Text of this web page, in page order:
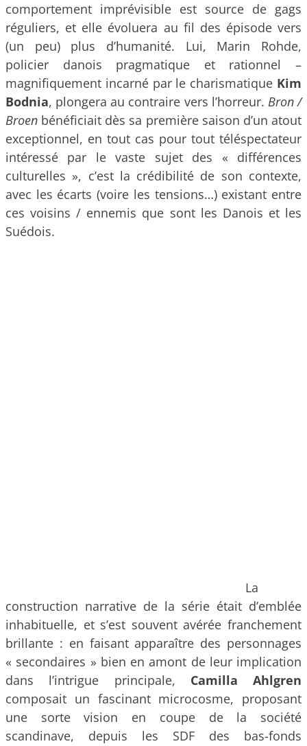
comportement imprévisible est source de gags
réguliers, et elle évoluera au fil des épisode vers
(un peu) plus d’humanité. Lui, Marin Rohde,
policier danois pragmatique et rationnel –
magnifiquement incarné par le charismatique Kim
Bodnia, plongera au contraire vers l’horreur. Bron /
Broen bénéficiait dès sa première saison d’un atout
exceptionnel, en tout cas pour tout téléspectateur
intéressé par le vaste sujet des « différences
culturelles », c’est la crédibilité de son contexte,
avec les écarts (voire les tensions…) existant entre
ces voisins / ennemis que sont les Danois et les
Suédois.
La
construction narrative de la série était d’emblée
inhabituelle, et s’est souvent avérée franchement
brillante : en faisant apparaître des personnages
« secondaires » bien en amont de leur implication
dans l’intrigue principale, Camilla
Ahlgren
composait un fascinant microcosme, proposant
une sorte vision en coupe de la société
scandinave, depuis les SDF des bas-fonds